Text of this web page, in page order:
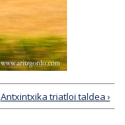
Antxintxika triatloi taldea ›